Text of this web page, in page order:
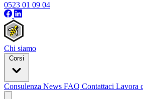
0523 01 09 04
Chi siamo
Corsi
Consulenza News FAQ Contattaci Lavora